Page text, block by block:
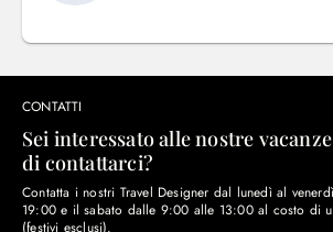
CONTATTI
Sei interessato alle nostre
di contattarci?
Contatta i nostri Travel Designer dal lunedì al
19:00 e il sabato dalle 9:00 alle 13:00 al costo di
(festivi esclusi).